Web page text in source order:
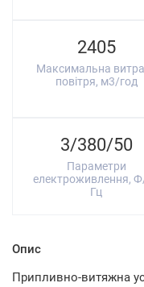
2405
Максимальна
повітря, м3/год
3/380/50
Параметри
електроживлення,
Гц
Опис
Припливно-витяжна